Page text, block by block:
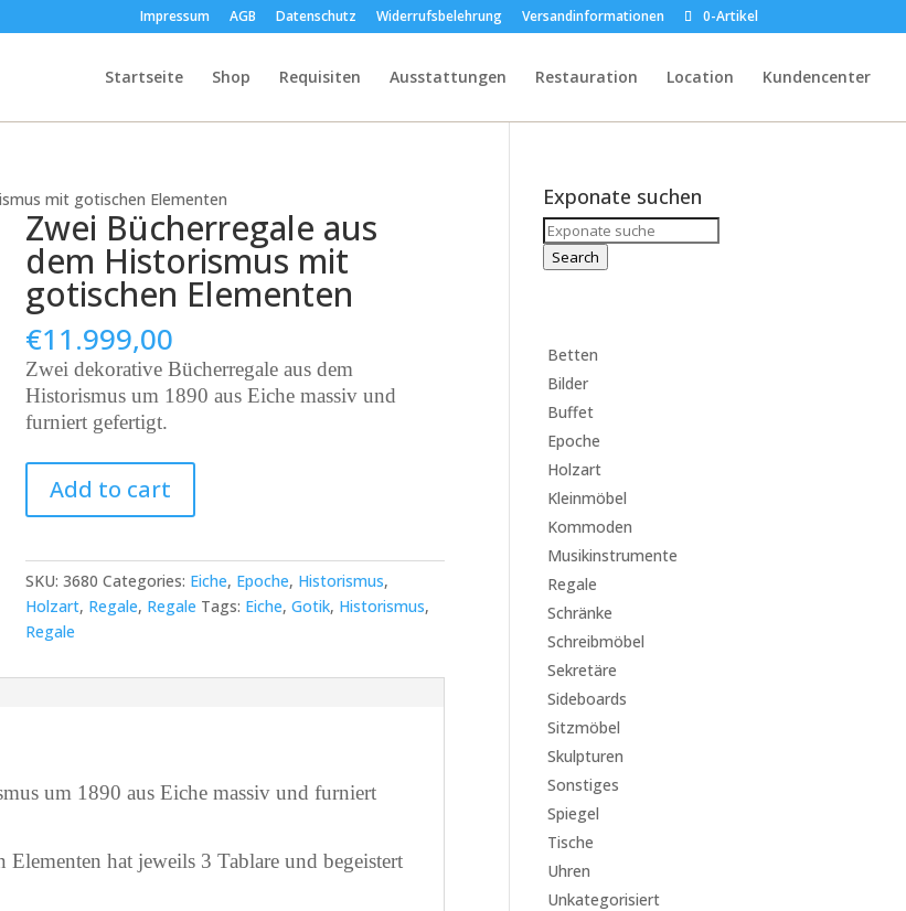
Impressum AGB Datenschutz Widerrufsbelehrung Versandinformationen 0-Artikel
Startseite Shop Requisiten Ausstattungen Restauration Location Kundencenter
mit gotischen Elementen
Zwei Bücherregale aus
dem Historismus mit
gotischen Elementen
€11.999,00
Zwei dekorative Bücherregale aus dem
Historismus um 1890 aus Eiche massiv und
furniert gefertigt.
Bücherregale
aus
Historismus
mit
gotischen
quantity
Add to cart
SKU:3680 Categories: Eiche, Epoche, Historismus,
Holzart, Regale, Regale Tags: Eiche,Gotik, Historismus,
Regale
um 1890 aus Eiche massiv und furniert
hat jeweils 3 Tablare und begeistert
Exponate suchen
Search
for:
Search
Betten
Bilder
Buffet
Epoche
Holzart
Kleinmöbel
Kommoden
Musikinstrumente
Regale
Schränke
Schreibmöbel
Sekretäre
Sideboards
Sitzmöbel
Skulpturen
Sonstiges
Spiegel
Tische
Uhren
Unkategorisiert